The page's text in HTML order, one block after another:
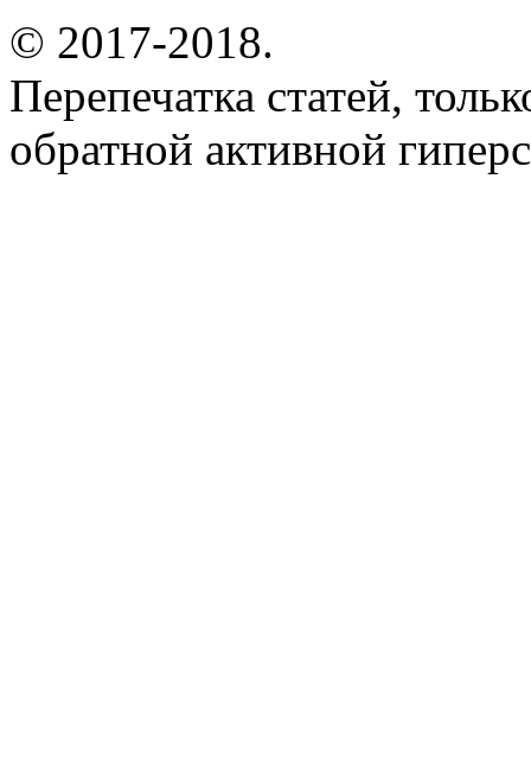
© 2017-2018.
Перепечатка статей,
обратной активной